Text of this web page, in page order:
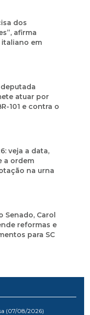
dos
afirma
em
atuar por
101 e contra o
veja a data,
a ordem
na urna
Senado, Carol
reformas e
para SC
(07/08/2026)